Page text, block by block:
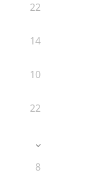
22
14
10
22
8